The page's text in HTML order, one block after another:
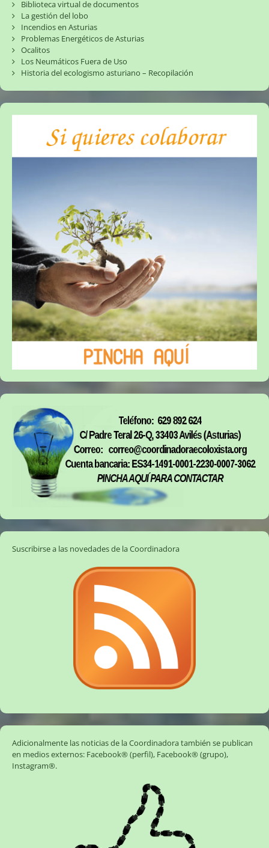
Biblioteca virtual de documentos
La gestión del lobo
Incendios en Asturias
Problemas Energéticos de Asturias
Ocalitos
Los Neumáticos Fuera de Uso
Historia del ecologismo asturiano – Recopilación
Suscribirse a las novedades de la Coordinadora
Adicionalmente las noticias de la Coordinadora también se publican
en medios externos: Facebook® (perfil), Facebook® (grupo),
Instagram®.